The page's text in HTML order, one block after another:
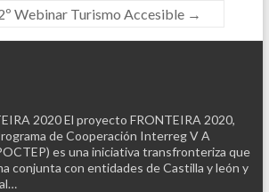
Webinar Turismo Accesible →
2020 El proyecto FRONTEIRA 2020,
de Cooperación Interreg V A
es una iniciativa transfronteriza que
conjunta con entidades de Castilla y león y